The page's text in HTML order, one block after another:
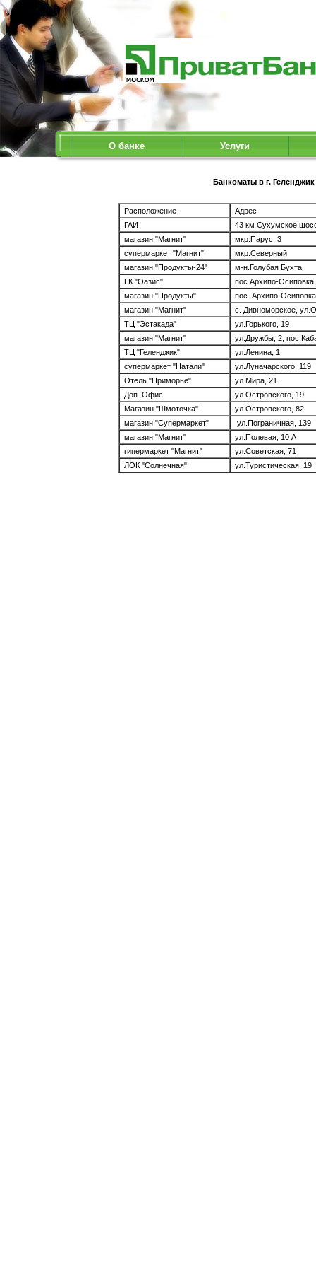
О банке Услуги
Банкоматы в г. Геленджик
Расположение
Адрес
ГАИ
43 км Сухумское
магазин "Магнит"
мкр.Парус, 3
супермаркет "Магнит"
мкр.Северный
магазин "Продукты-24"
м-н.Голубая Бухта
ГК "Оазис"
пос.Архипо-
магазин "Продукты"
пос. Архипо-
магазин "Магнит"
с. Дивноморское,
ТЦ "Эстакада"
ул.Горького, 19
магазин "Магнит"
ул.Дружбы, 2,
ТЦ "Геленджик"
ул.Ленина, 1
супермаркет "Натали"
ул.Луначарского, 119
Отель "Приморье"
ул.Мира, 21
Доп. Офис
ул.Островского, 19
Магазин "Шмоточка"
ул.Островского, 82
магазин "Супермаркет"
Недорогая demyanskиsstна
ул.Пограничная, 139
магазин "Магнит"
ул.Полевая, 10 А
гипермаркет "Магнит"
ул.Советская, 71
ЛОК "Солнечная"
ул.Туристическая, 19